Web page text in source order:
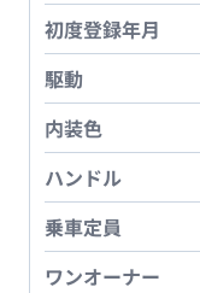
初度登録年月
駆動
内装色
ハンドル
乗車定員
ワンオーナー